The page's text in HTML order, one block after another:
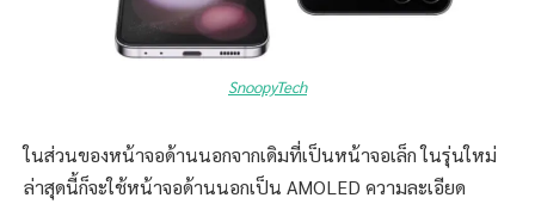
SnoopyTech
ในส่วนของหน้าจอด้านนอกจากเดิมที่เป็นหน้าจอเล็ก ในรุ่นใหม่
ล่าสุดนี้ก็จะใช้หน้าจอด้านนอกเป็น AMOLED ความละเอียด